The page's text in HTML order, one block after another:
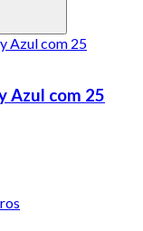
Azul com 25